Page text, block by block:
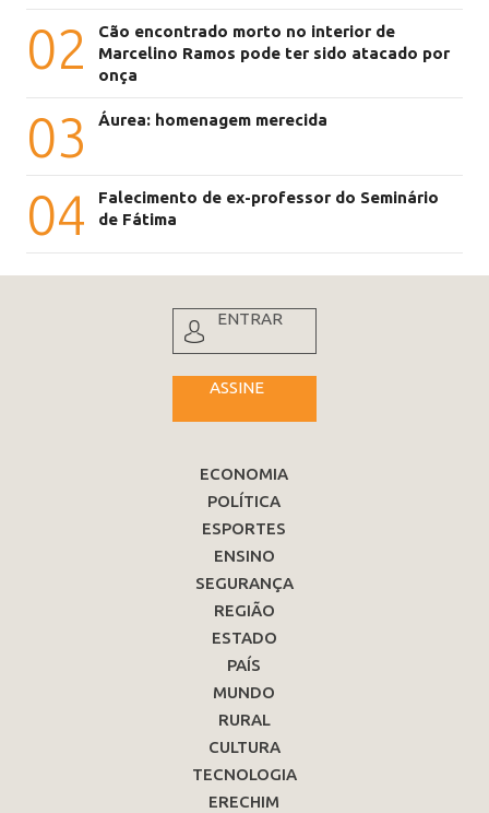
02
Cão encontrado morto no interior de
Marcelino Ramos pode ter sido atacado por
onça
03 Áurea: homenagem merecida
04
Falecimento de ex-professor do Seminário
de Fátima
ENTRAR
ASSINE
ECONOMIA
POLÍTICA
ESPORTES
ENSINO
SEGURANÇA
REGIÃO
ESTADO
PAÍS
MUNDO
RURAL
CULTURA
TECNOLOGIA
ERECHIM